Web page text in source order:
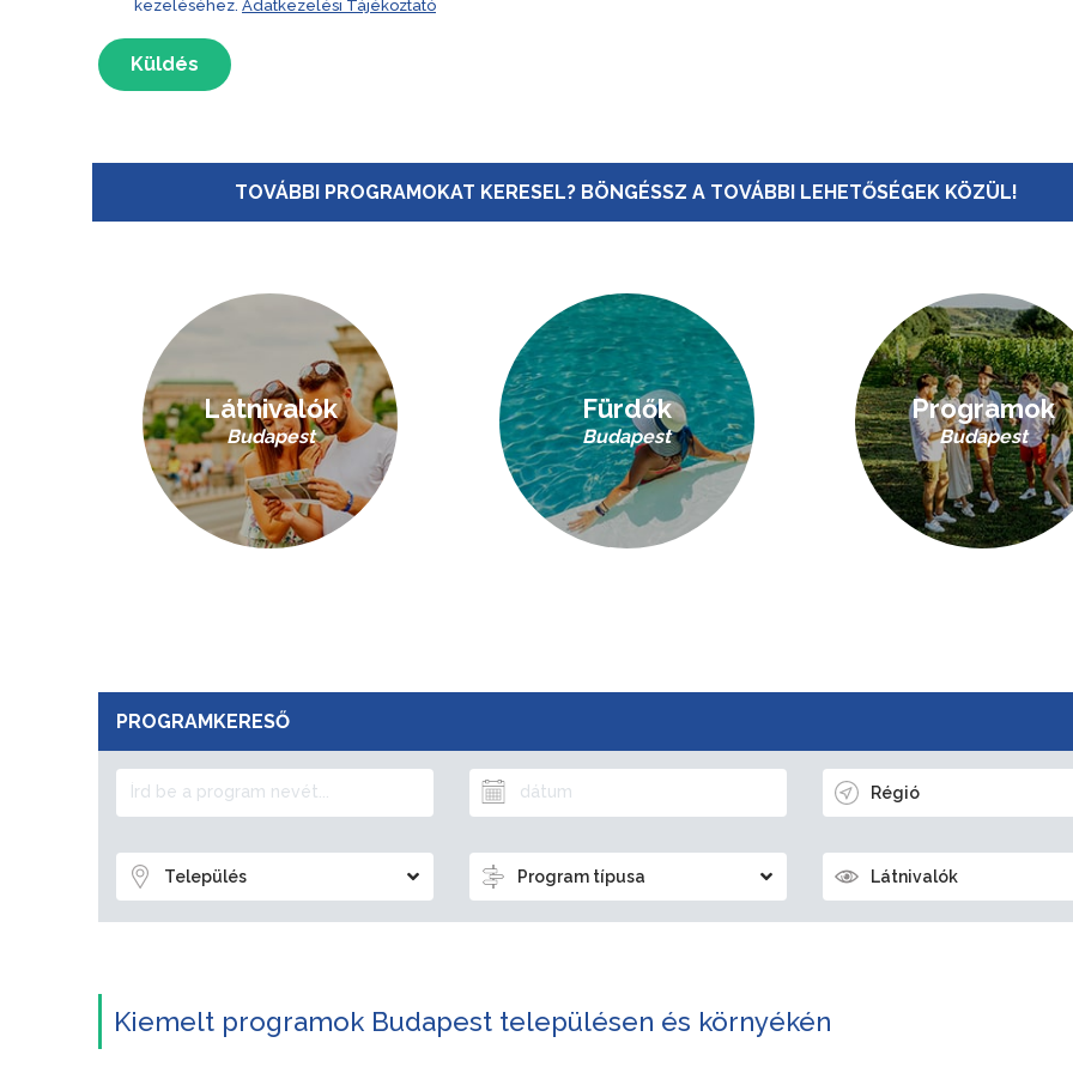
kezeléséhez. Adatkezelési Tájékoztató
Küldés
TOVÁBBI PROGRAMOKAT KERESEL? BÖNGÉSSZ A TOVÁBBI LEHETŐSÉGEK KÖZÜL!
Látnivalók
Budapest
Fürdők
Budapest
Programok
Budapest
PROGRAMKERESŐ
Régió
Település Program típusa Látnivalók
Kiemelt programok Budapest településen és környékén